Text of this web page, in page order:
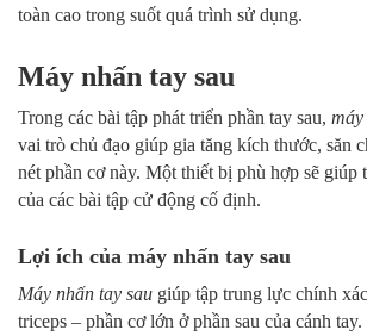
toàn cao trong suốt quá trình sử dụng.
Máy nhấn tay sau
Trong các bài tập phát triển phần tay sau, máy
vai trò chủ đạo giúp gia tăng kích thước, săn
nét phần cơ này. Một thiết bị phù hợp sẽ giúp
của các bài tập cử động cố định.
Lợi ích của máy nhấn tay sau
Máy nhấn tay sau giúp tập trung lực chính
triceps – phần cơ lớn ở phần sau của cánh